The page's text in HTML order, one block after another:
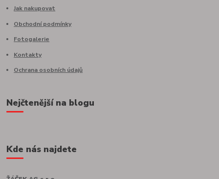
Jak nakupovat
Obchodní podmínky
Fotogalerie
Kontakty
Ochrana osobních údajů
Nejčtenější na blogu
Kde nás najdete